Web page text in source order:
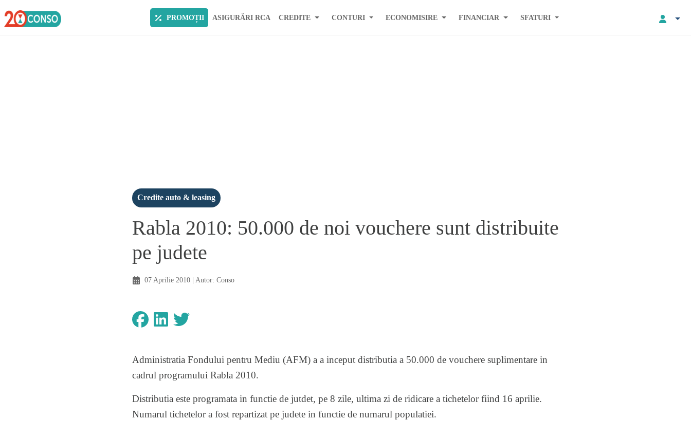
PROMOȚII ASIGURĂRI RCA CREDITE CONTURI ECONOMISIRE FINANCIAR SFATURI
Credite auto & leasing
Rabla 2010: 50.000 de noi vouchere sunt distribuite
pe judete
07 Aprilie 2010| Autor: Conso
Administratia Fondului pentru Mediu (AFM) a a inceput distributia a 50.000 de vouchere suplimentare in
cadrul programului Rabla 2010.
Distributia este programata in functie de jutdet, pe 8 zile, ultima zi de ridicare a tichetelor fiind 16 aprilie.
Numarul tichetelor a fost repartizat pe judete in functie de numarul populatiei.